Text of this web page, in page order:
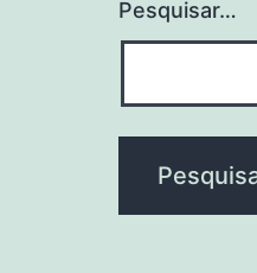
Pesquisar…